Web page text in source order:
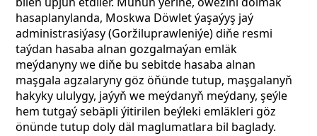
hasaplanylanda, Moskwa Döwlet ýaşaýyş jaý
administrasiýasy (Goržiluprawleniýe) diňe resmi
taýdan hasaba alnan gozgalmaýan emläk
meýdanyny we diňe bu sebitde hasaba alnan
maşgala agzalaryny göz öňünde tutup, maşgalanyň
hakyky ululygy, jaýyň we meýdanyň meýdany, şeýle
hem tutgaý sebäpli ýitirilen beýleki emläkleri göz
önünde tutup doly däl maglumatlara bil baglady.